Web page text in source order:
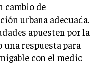
cambio de
urbana adecuada.
apuesten por la
respuesta para
con el medio